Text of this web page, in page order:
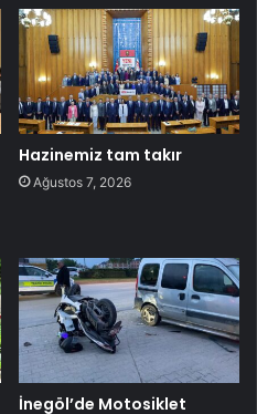
Hazinemiz tam takır
Ağustos 7, 2026
İnegöl’de Motosiklet